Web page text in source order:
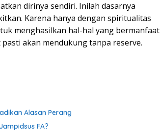
dirinya sendiri. Inilah dasarnya
Karena hanya dengan spiritualitas
menghasilkan hal-hal yang bermanfaat
akan mendukung tanpa reserve.
Alasan Perang
FA?